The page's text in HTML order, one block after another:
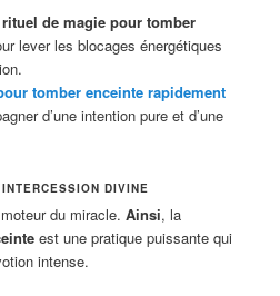
rituel de magie pour tomber
lever les blocages énergétiques
tomber enceinte rapidement
d’une intention pure et d’une
DIVINE
du miracle.Ainsi, la
est une pratique puissante qui
intense.